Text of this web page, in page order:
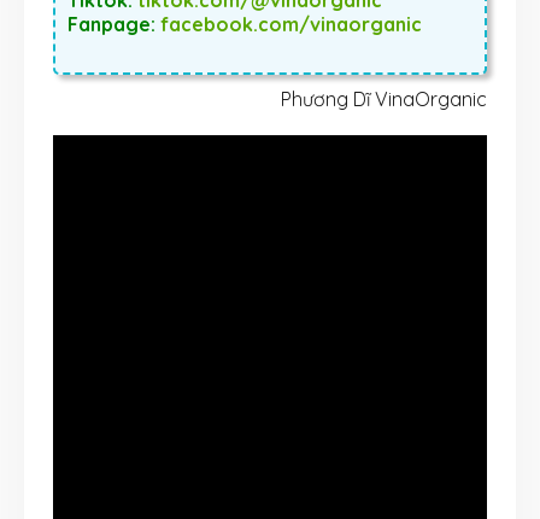
Fanpage: facebook.com/vinaorganic
Phương Dĩ VinaOrganic